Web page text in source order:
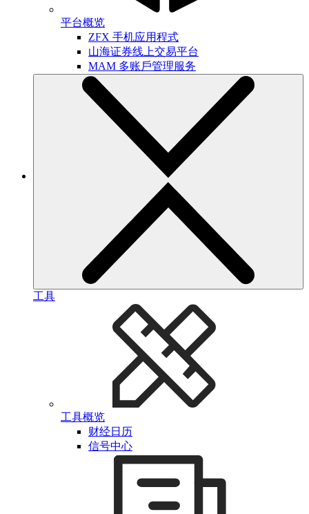
平台概览
ZFX 手机应用程式
山海证券线上交易平台
MAM 多账戶管理服务
工具
工具概览
财经日历
信号中心